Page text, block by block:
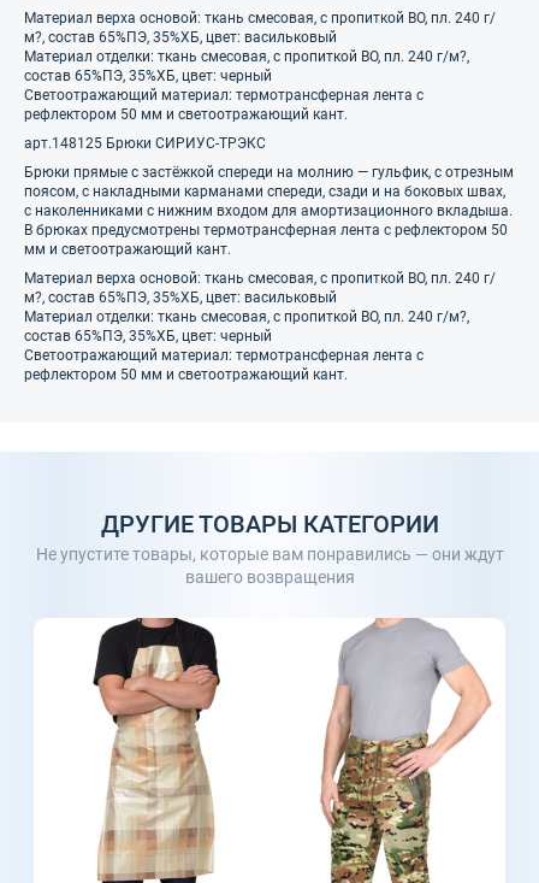
Материал верха основой: ткань смесовая, с пропиткой ВО, пл. 240 г/
м?, состав 65%ПЭ, 35%ХБ, цвет: васильковый
Материал отделки: ткань смесовая, с пропиткой ВО, пл. 240 г/м?,
состав 65%ПЭ, 35%ХБ, цвет: черный
Светоотражающий материал: термотрансферная лента с
рефлектором 50 мм и светоотражающий кант.
арт.148125 Брюки СИРИУС-ТРЭКС
Брюки прямые с застёжкой спереди на молнию — гульфик, с отрезным
поясом, с накладными карманами спереди, сзади и на боковых швах,
с наколенниками с нижним входом для амортизационного вкладыша.
В брюках предусмотрены термотрансферная лента с рефлектором 50
мм и светоотражающий кант.
Материал верха основой: ткань смесовая, с пропиткой ВО, пл. 240 г/
м?, состав 65%ПЭ, 35%ХБ, цвет: васильковый
Материал отделки: ткань смесовая, с пропиткой ВО, пл. 240 г/м?,
состав 65%ПЭ, 35%ХБ, цвет: черный
Светоотражающий материал: термотрансферная лента с
рефлектором 50 мм и светоотражающий кант.
ДРУГИЕ ТОВАРЫ КАТЕГОРИИ
Не упустите товары, которые вам понравились — они ждут
вашего возвращения